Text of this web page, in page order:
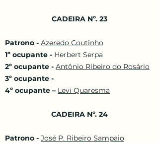
CADEIRA Nº. 23
Patrono - Azeredo Coutinho
1º ocupante - Herbert Serpa
2º ocupante - Antônio Ribeiro do Rosário
3º ocupante -
4º ocupante – Levi Quaresma
CADEIRA Nº. 24
Patrono - José P. Ribeiro Sampaio